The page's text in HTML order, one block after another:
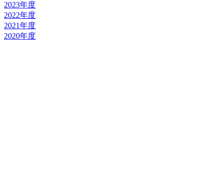
2023年度
2022年度
2021年度
2020年度